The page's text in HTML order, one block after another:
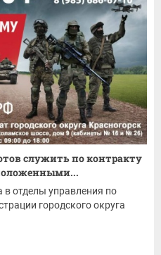
служить по контракту
отделы управления по
городского округа